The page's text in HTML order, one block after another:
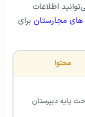
اطلاعات
برای
محتوا
پایه دبیرستان